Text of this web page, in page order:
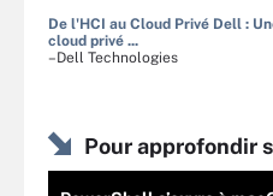
De l'HCI au Cloud Privé Dell :
cloud privé ...
–Dell Technologies
Pour approfondir